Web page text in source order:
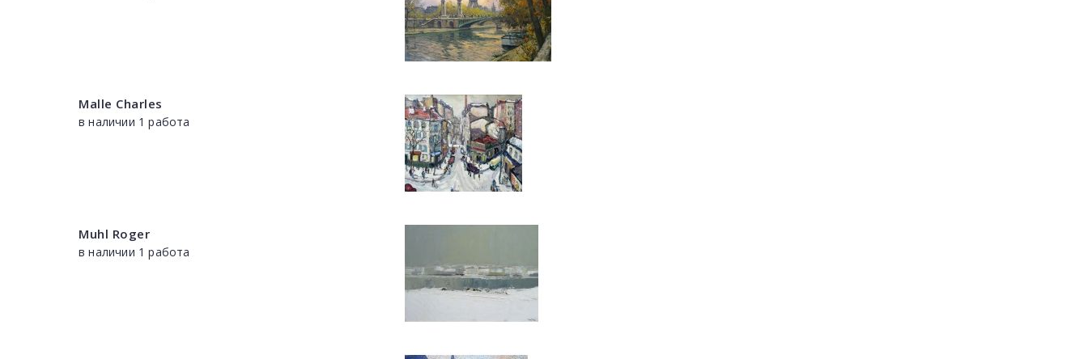
Malle Charles
в наличии 1 работа
Muhl Roger
в наличии 1 работа